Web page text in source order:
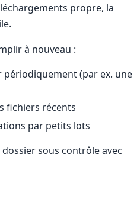
propre, la
à nouveau :
périodiquement (par ex. une
fichiers récents
par petits lots
sous contrôle avec